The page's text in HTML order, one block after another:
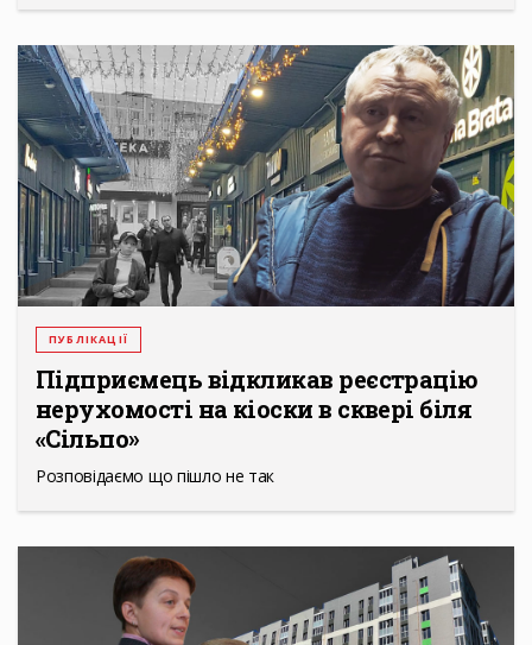
ПУБЛІКАЦІЇ
Підприємець відкликав реєстрацію
нерухомості на кіоски в сквері біля
«Сільпо»
Розповідаємо що пішло не так